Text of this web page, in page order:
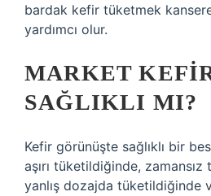
bardak kefir tüketmek
yardımcı olur.
MARKET
SAĞLIKLI MI?
Kefir görünüşte sağlıklı bir
aşırı tüketildiğinde,
yanlış dozajda tüketildiğinde